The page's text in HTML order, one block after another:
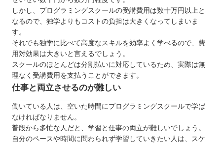
しかし、プログラミングスクールの受講費用は数十万円以上と
なるので、独学よりもコストの負担は大きくなってしまいま
す。
それでも独学に比べて高度なスキルを効率よく学べるので、費
用対効果は大きいと言えるでしょう。
スクールのほとんどは分割払いに対応しているため、実際は無
理なく受講費用を支払うことができます。
仕事と両立させるのが難しい
働いている人は、空いた時間にプログラミングスクールで学ば
なければなりません。
普段から多忙な人だと、学習と仕事の両立が難しいでしょう。
自分のペースや時間に問わられず学習していきたい人は、スケ